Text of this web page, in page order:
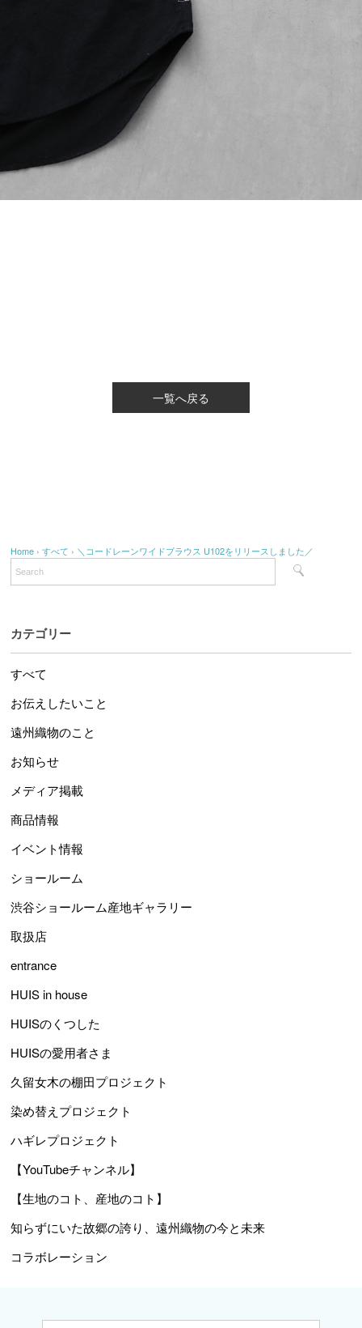
一覧へ戻る
Home ›すべて › ＼コードレーンワイドブラウス U102をリリースしました／
カテゴリー
すべて
お伝えしたいこと
遠州織物のこと
お知らせ
メディア掲載
商品情報
イベント情報
ショールーム
渋谷ショールーム産地ギャラリー
取扱店
entrance
HUIS in house
HUISのくつした
HUISの愛用者さま
久留女木の棚田プロジェクト
染め替えプロジェクト
ハギレプロジェクト
【YouTubeチャンネル】
【生地のコト、産地のコト】
知らずにいた故郷の誇り、遠州織物の今と未来
コラボレーション